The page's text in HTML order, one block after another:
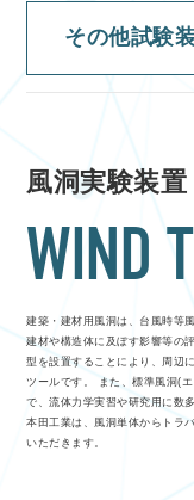
その他試験
風洞実験装置
WIND
建築・建材用風洞は、台風時等
建材や構造体に及ぼす影響等の
型を設置することにより、周辺
ツールです。 また、標準風洞(
で、流体力学実習や研究用に数
本田工業は、風洞単体からトラ
いただきます。